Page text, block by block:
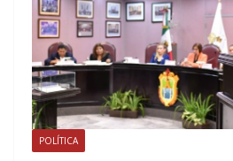
POLÍTICA